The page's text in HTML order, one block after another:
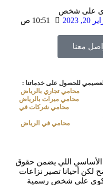
2023 10:51 ص
معنا
للحصول على خدماتنا :
محامي تجاري بالرياض
محامي ميراث بالرياض
محامي شركات في
محامي في الرياض
الأساسي اللي يضمن حقوق
لكن أحيانا تصير نزاعات
على شخص رسمية